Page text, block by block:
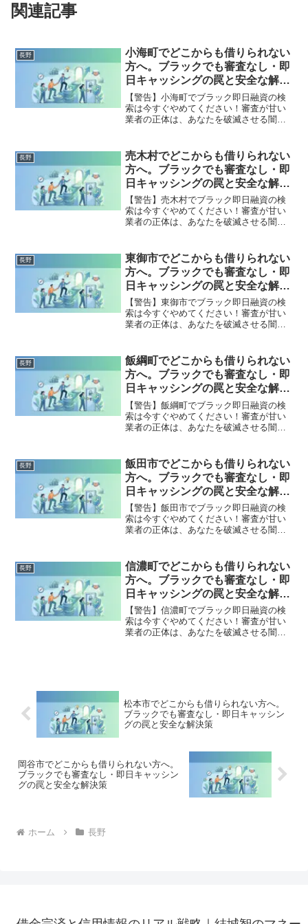
関連記事
長野
小海町でどこからも借りられない
方へ。ブラックでも審査なし・即
日キャッシングの罠と安全な解決
策
【警告】小海町でブラック即日融資の検
索は今すぐやめてください！審査が甘い
業者の正体は、あなたを破滅させる闇金
町で違法業者を避け、借金地獄から抜け
出した方々の実体験と確実な解決策を完
全公開。
長野
売木村でどこからも借りられない
方へ。ブラックでも審査なし・即
日キャッシングの罠と安全な解決
策
【警告】売木村でブラック即日融資の検
索は今すぐやめてください！審査が甘い
業者の正体は、あなたを破滅させる闇金
村で違法業者を避け、借金地獄から抜け
出した方々の実体験と確実な解決策を完
全公開。
長野
東御市でどこからも借りられない
方へ。ブラックでも審査なし・即
日キャッシングの罠と安全な解決
策
【警告】東御市でブラック即日融資の検
索は今すぐやめてください！審査が甘い
業者の正体は、あなたを破滅させる闇金
市で違法業者を避け、借金地獄から抜け
出した方々の実体験と確実な解決策を完
全公開。
長野
飯綱町でどこからも借りられない
方へ。ブラックでも審査なし・即
日キャッシングの罠と安全な解決
策
【警告】飯綱町でブラック即日融資の検
索は今すぐやめてください！審査が甘い
業者の正体は、あなたを破滅させる闇金
町で違法業者を避け、借金地獄から抜け
出した方々の実体験と確実な解決策を完
全公開。
長野
飯田市でどこからも借りられない
方へ。ブラックでも審査なし・即
日キャッシングの罠と安全な解決
策
【警告】飯田市でブラック即日融資の検
索は今すぐやめてください！審査が甘い
業者の正体は、あなたを破滅させる闇金
市で違法業者を避け、借金地獄から抜け
出した方々の実体験と確実な解決策を完
全公開。
長野
信濃町でどこからも借りられない
方へ。ブラックでも審査なし・即
日キャッシングの罠と安全な解決
策
【警告】信濃町でブラック即日融資の検
索は今すぐやめてください！審査が甘い
業者の正体は、あなたを破滅させる闇金
松本市でどこからも借りられない方へ。
ブラックでも審査なし・即日キャッシン
グの罠と安全な解決策
岡谷市でどこからも借りられない方へ。
ブラックでも審査なし・即日キャッシン
グの罠と安全な解決策
ホーム 長野